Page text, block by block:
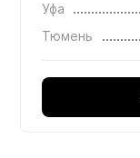
Уфа
Тюмень